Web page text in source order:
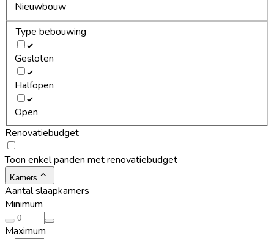
Nieuwbouw
Type bebouwing
Gesloten
Halfopen
Open
Renovatiebudget
Toon enkel panden met renovatiebudget
Kamers
Aantal slaapkamers
Minimum
Maximum